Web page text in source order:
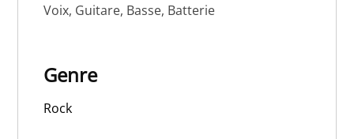
Voix, Guitare, Basse, Batterie
Genre
Rock